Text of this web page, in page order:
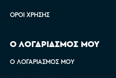
ΌΡΟΙ ΧΡΉΣΗΣ
Ο ΛΟΓΑΡΙΑΣΜΟΣ ΜΟΥ
Ο ΛΟΓΑΡΙΑΣΜΌΣ ΜΟΥ